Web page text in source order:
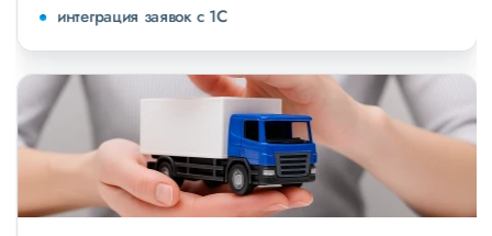
интеграция заявок с 1С